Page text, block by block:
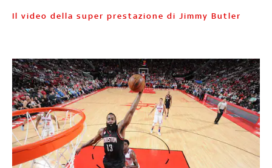
Il video della super prestazione di Jimmy Butler